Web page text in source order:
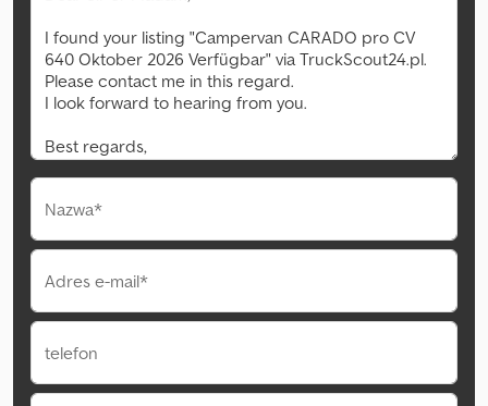
Nazwa*
Adres e-mail*
telefon